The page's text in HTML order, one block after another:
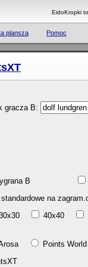
EidoKropki to
plansza Pomoc
B:
B
standardowe na
40x40
Arosa Points